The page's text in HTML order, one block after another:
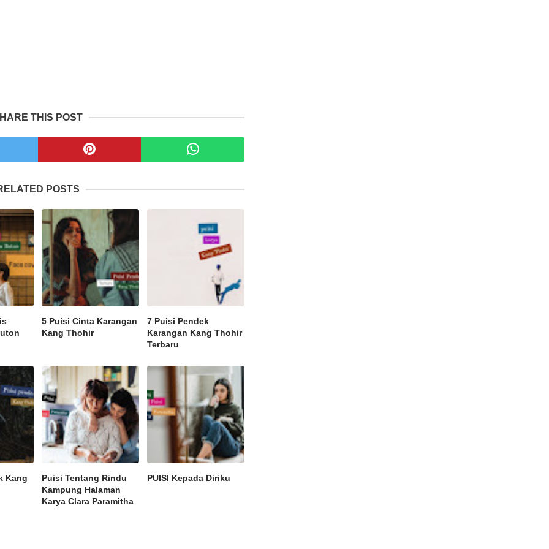
THIS POST
POSTS
5 Puisi Cinta Karangan
Kang Thohir
7 Puisi Pendek
Karangan Kang Thohir
Terbaru
Kang
Puisi Tentang Rindu
Kampung Halaman
Karya Clara Paramitha
PUISI Kepada Diriku